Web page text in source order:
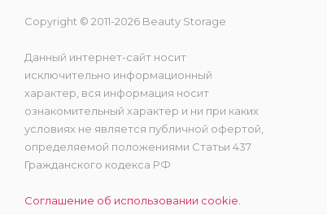
Copyright © 2011-2026 Beauty Storage
Данный интернет-сайт носит
исключительно информационный
характер, вся информация носит
ознакомительный характер и ни при каких
условиях не является публичной офертой,
определяемой положениями Статьи 437
Гражданского кодекса РФ
Соглашение об использовании cookie.